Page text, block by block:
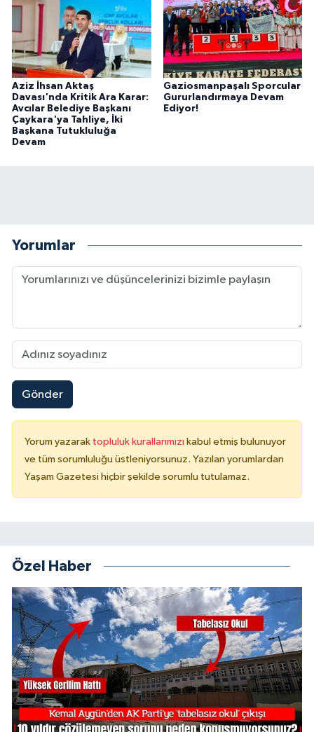
Aziz İhsan Aktaş
Davası'nda Kritik Ara Karar:
Avcılar Belediye Başkanı
Çaykara'ya Tahliye, İki
Başkana Tutukluluğa
Devam
Gaziosmanpaşalı Sporcular
Gururlandırmaya Devam
Ediyor!
Yorumlar
Gönder
Yorum yazarak topluluk kurallarımızı kabul etmiş bulunuyor
ve tüm sorumluluğu üstleniyorsunuz. Yazılan yorumlardan
Yaşam Gazetesi hiçbir şekilde sorumlu tutulamaz.
Özel Haber